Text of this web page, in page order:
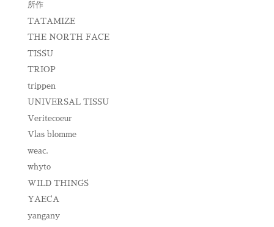
所作
TATAMIZE
THE NORTH FACE
TISSU
TRIOP
trippen
UNIVERSAL TISSU
Veritecoeur
Vlas blomme
weac.
whyto
WILD THINGS
YAECA
yangany